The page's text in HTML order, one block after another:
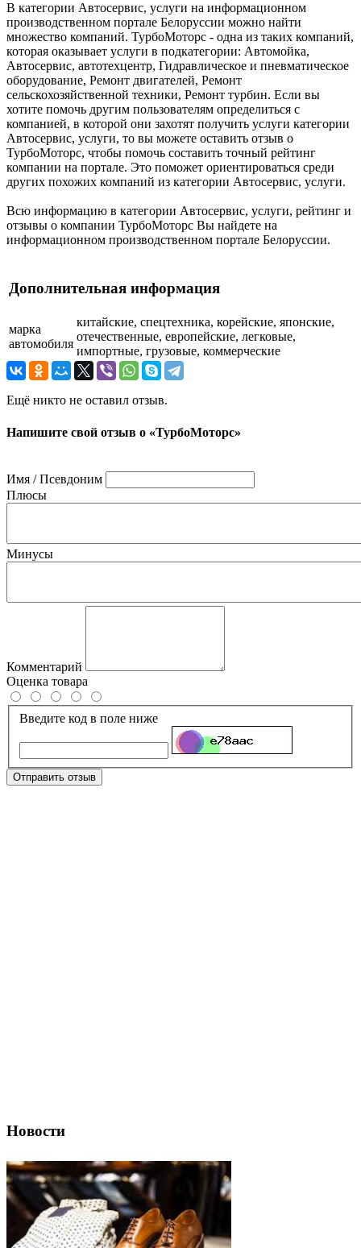
В категории Автосервис, услуги на информационном
производственном портале Белоруссии можно найти
множество компаний. ТурбоМоторс - одна из таких компаний,
которая оказывает услуги в подкатегории: Автомойка,
Автосервис, автотехцентр, Гидравлическое и пневматическое
оборудование, Ремонт двигателей, Ремонт
сельскохозяйственной техники, Ремонт турбин. Если вы
хотите помочь другим пользователям определиться с
компанией, в которой они захотят получить услуги категории
Автосервис, услуги, то вы можете оставить отзыв о
ТурбоМоторс, чтобы помочь составить точный рейтинг
компании на портале. Это поможет ориентироваться среди
других похожих компаний из категории Автосервис, услуги.
Всю информацию в категории Автосервис, услуги, рейтинг и
отзывы о компании ТурбоМоторс Вы найдете на
информационном производственном портале Белоруссии.
Дополнительная информация
марка
автомобиля
китайские, спецтехника, корейские, японские,
отечественные, европейские, легковые,
импортные, грузовые, коммерческие
Ещё никто не оставил отзыв.
Напишите свой отзыв о «ТурбоМоторс»
Имя / Псевдоним
Плюсы
Минусы
Комментарий
Оценка товара
Введите код в поле ниже
Отправить отзыв
Новости